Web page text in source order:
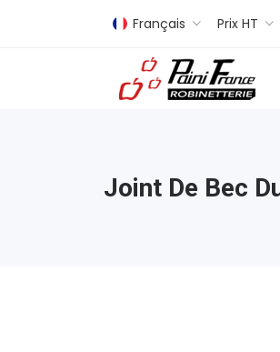
Français Prix HT
Joint De Bec